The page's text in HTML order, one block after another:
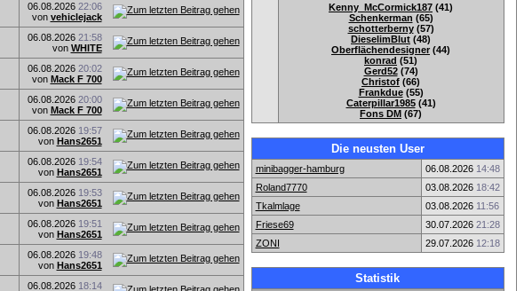
06.08.2026 22:06
von vehiclejack
06.08.2026 21:58
von WHITE
06.08.2026 20:02
von Mack F 700
06.08.2026 20:00
von Mack F 700
06.08.2026 19:57
von Hans2651
06.08.2026 19:54
von Hans2651
06.08.2026 19:53
von Hans2651
06.08.2026 19:51
von Hans2651
06.08.2026 19:48
von Hans2651
06.08.2026 18:14
Kenny_McCormick187 (41)
Schenkerman (65)
schotterberny(57)
DieselimBlut (48)
Oberflächendesigner (44)
konrad (51)
Gerd52(74)
Christof (66)
Frankdue(55)
Caterpillar1985(41)
Fons DM (67)
Die neusten User
minibagger-hamburg 06.08.2026 14:48
Roland7770
03.08.2026 18:42
Tkalmlage
03.08.2026 11:56
Friese69
30.07.2026 21:28
ZONI
29.07.2026 12:18
Statistik